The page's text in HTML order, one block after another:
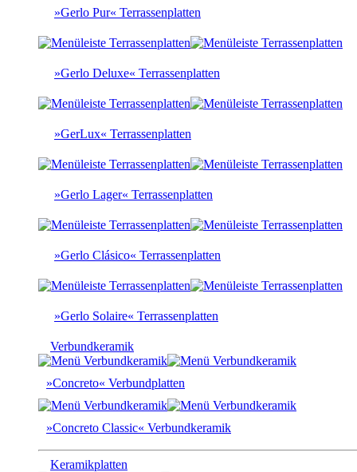
»Gerlo Pur« Terrassenplatten
»Gerlo Deluxe« Terrassenplatten
»GerLux« Terrassenplatten
»Gerlo Lager« Terrassenplatten
»Gerlo Clásico« Terrassenplatten
»Gerlo Solaire« Terrassenplatten
Verbundkeramik
»Concreto« Verbundplatten
»Concreto Classic« Verbundkeramik
Keramikplatten